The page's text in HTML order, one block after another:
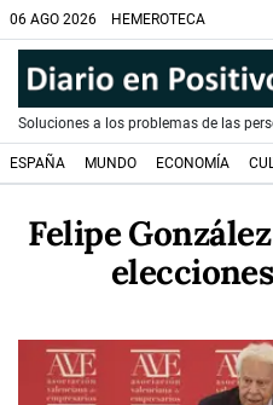
06 AGO 2026 HEMEROTECA
Soluciones a los problemas de las
ESPAÑA MUNDO ECONOMÍA
Felipe